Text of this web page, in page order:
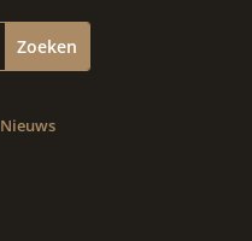
Nieuws